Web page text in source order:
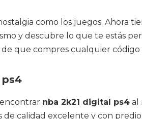
como los juegos. Ahora
y descubre lo que te estás
que compres cualquier código
nba 2k21 digital ps4 al
calidad excelente y con